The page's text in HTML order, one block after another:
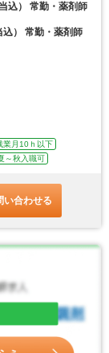
込） 常勤・薬剤師
込） 常勤・薬剤師
業月10ｈ以下
～秋入職可
い合わせる